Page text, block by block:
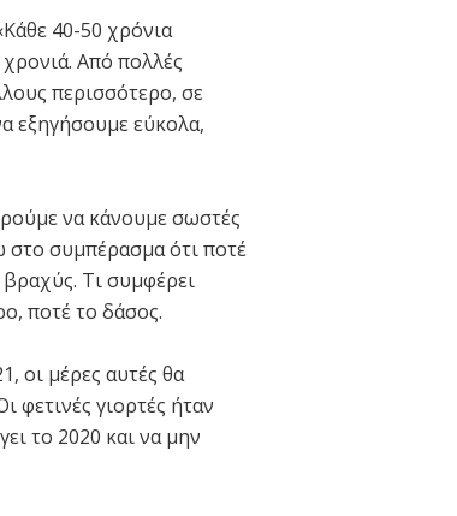
40-50 χρόνια
Από πολλές
περισσότερο, σε
εξηγήσουμε εύκολα,
να κάνουμε σωστές
στο συμπέρασμα ότι ποτέ
Τι συμφέρει
ποτέ το δάσος.
οι μέρες αυτές θα
φετινές γιορτές ήταν
το 2020 και να μην